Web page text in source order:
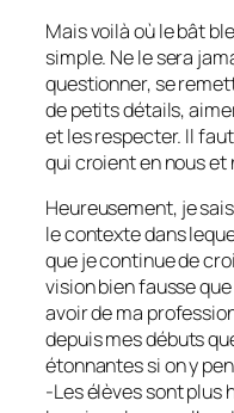
Mais voilà où le bât
simple. Ne le sera
questionner, se
de petits détails,
et les respecter. Il
qui croient en nous et
Heureusement, je
le contexte dans
que je continue de
vision bien fausse
avoir de ma
depuis mes débuts
étonnantes si on y
-Les élèves sont plus